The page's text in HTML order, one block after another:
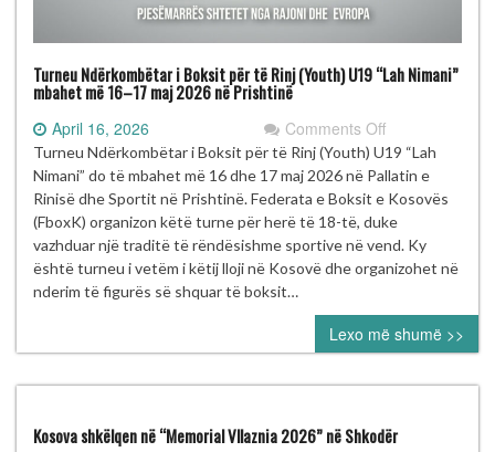
Turneu Ndërkombëtar i Boksit për të Rinj (Youth) U19 “Lah Nimani”
mbahet më 16–17 maj 2026 në Prishtinë
April 16, 2026 Comments Offon
Turneu
Ndërkombëtar
Boksit
për
të
(Youth)
U19
“Lah
Nimani”
më
Turneu Ndërkombëtar i Boksit për të Rinj (Youth) U19 “Lah
Nimani” do të mbahet më 16 dhe 17 maj 2026 në Pallatin e
Rinisë dhe Sportit në Prishtinë. Federata e Boksit e Kosovës
(FboxK) organizon këtë turne për herë të 18-të, duke
vazhduar një traditë të rëndësishme sportive në vend. Ky
është turneu i vetëm i këtij lloji në Kosovë dhe organizohet në
nderim të figurës së shquar të boksit…
Lexo më shumë >>
Kosova shkëlqen në “Memorial Vllaznia 2026” në Shkodër